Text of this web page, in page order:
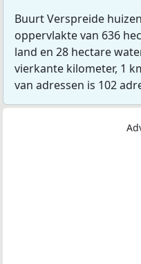
Buurt Verspreide
oppervlakte van 636
land en 28 hectare
vierkante kilometer, 1
van adressen is 102